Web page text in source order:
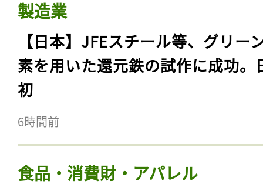
製造業
【日本】JFEスチール等、グリー
素を用いた還元鉄の試作に成功。
初
6時間前
食品・消費財・アパレル